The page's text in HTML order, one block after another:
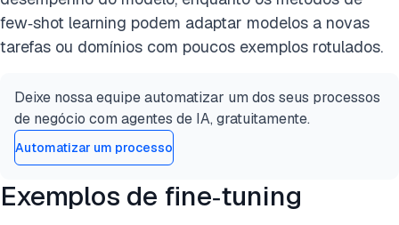
few‑shot learning podem adaptar modelos a novas
tarefas ou domínios com poucos exemplos rotulados.
Deixe nossa equipe automatizar um dos seus processos
de negócio com agentes de IA, gratuitamente.
Automatizar um processo
Exemplos de fine‑tuning